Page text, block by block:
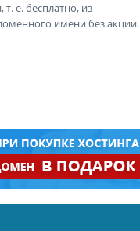
е. бесплатно, из
имени без акции.